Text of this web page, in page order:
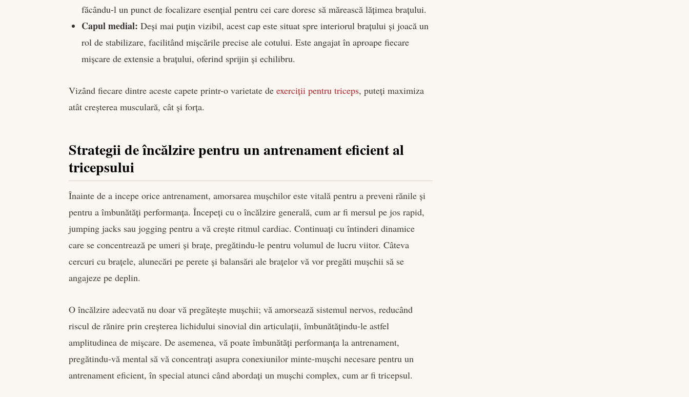
făcându-l un punct de focalizare esențial pentru cei care doresc să mărească lățimea brațului.
Capul medial: Deși mai puțin vizibil, acest cap este situat spre interiorul brațului și joacă un
rol de stabilizare, facilitând mișcările precise ale cotului. Este angajat în aproape fiecare
mișcare de extensie a brațului, oferind sprijin și echilibru.
Vizând fiecare dintre aceste capete printr-o varietate deexerciții pentru triceps, puteți maximiza
atât creșterea musculară, cât și forța.
Strategii de încălzire pentru un antrenament eficient al
tricepsului
Înainte de a incepe orice antrenament, amorsarea mușchilor este vitală pentru a preveni rănile și
pentru a îmbunătăți performanța. Începeți cu o încălzire generală, cum ar fi mersul pe jos rapid,
jumping jacks sau jogging pentru a vă crește ritmul cardiac. Continuați cu întinderi dinamice
care se concentrează pe umeri și brațe, pregătindu-le pentru volumul de lucru viitor. Câteva
cercuri cu brațele, alunecări pe perete și balansări ale brațelor vă vor pregăti mușchii să se
angajeze pe deplin.
O încălzire adecvată nu doar vă pregătește mușchii; vă amorsează sistemul nervos, reducând
riscul de rănire prin creșterea lichidului sinovial din articulații, îmbunătățindu-le astfel
amplitudinea de mișcare. De asemenea, vă poate îmbunătăți performanța la antrenament,
pregătindu-vă mental să vă concentrați asupra conexiunilor minte-mușchi necesare pentru un
antrenament eficient, în special atunci când abordați un mușchi complex, cum ar fi tricepsul.